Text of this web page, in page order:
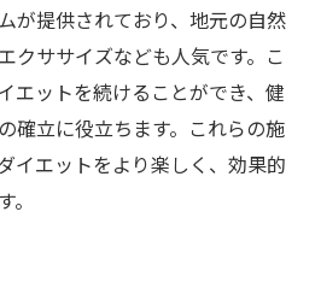
が提供されており、地元の自然
クササイズなども人気です。こ
エットを続けることができ、健
確立に役立ちます。これらの施
イエットをより楽しく、効果的